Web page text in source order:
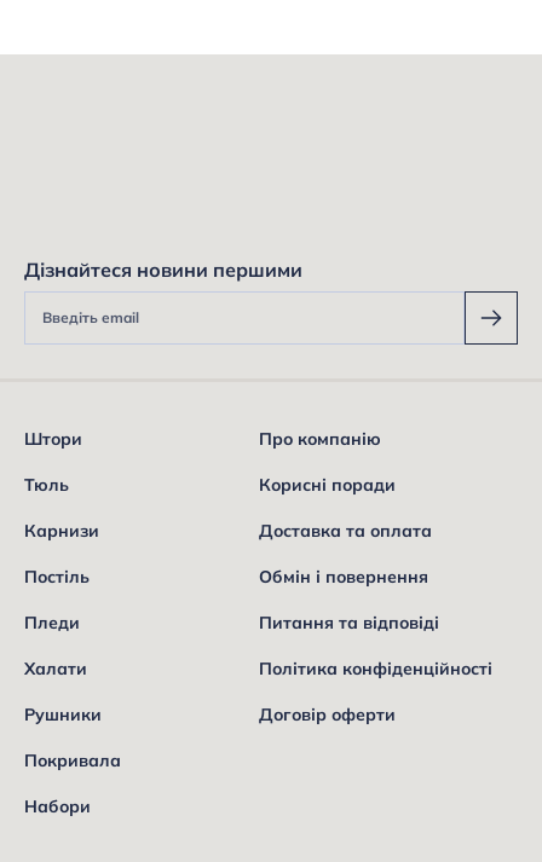
Дізнайтеся новини першими
Штори
Тюль
Карнизи
Постіль
Пледи
Халати
Рушники
Покривала
Набори
Про компанію
Корисні поради
Доставка та оплата
Обмін і повернення
Питання та відповіді
Політика конфіденційності
Договір оферти